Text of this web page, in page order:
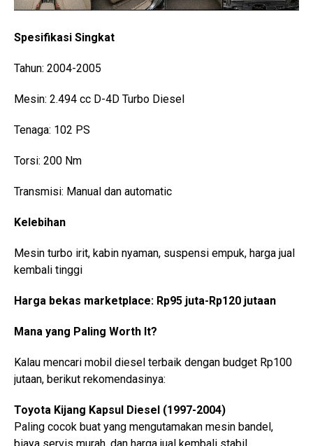
Spesifikasi Singkat
Tahun: 2004-2005
Mesin: 2.494 cc D-4D Turbo Diesel
Tenaga: 102 PS
Torsi: 200 Nm
Transmisi: Manual dan automatic
Kelebihan
Mesin turbo irit, kabin nyaman, suspensi empuk, harga jual
kembali tinggi
Harga bekas marketplace: Rp95 juta-Rp120 jutaan
Mana yang Paling Worth It?
Kalau mencari mobil diesel terbaik dengan budget Rp100
jutaan, berikut rekomendasinya:
Toyota Kijang Kapsul Diesel (1997-2004)
Paling cocok buat yang mengutamakan mesin bandel,